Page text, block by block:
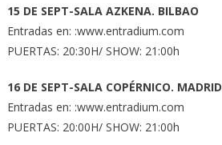
15 DE SEPT-SALA AZKENA. BILBAO
Entradas en: :www.entradium.com
PUERTAS: 20:30H/ SHOW: 21:00h
16 DE SEPT-SALA COPÉRNICO. MADRID
Entradas en: :www.entradium.com
PUERTAS: 20:00H/ SHOW: 21:00h